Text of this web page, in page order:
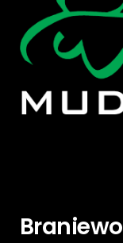
Braniewo